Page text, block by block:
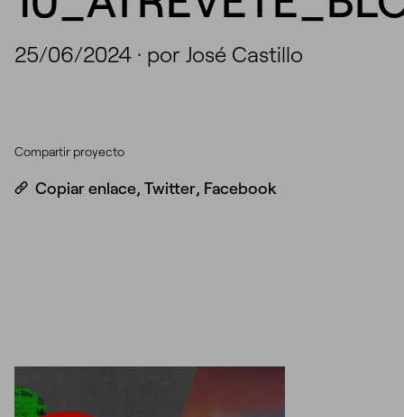
25/06/2024 · por José Castillo
Compartir proyecto
Copiar enlace, Twitter, Facebook